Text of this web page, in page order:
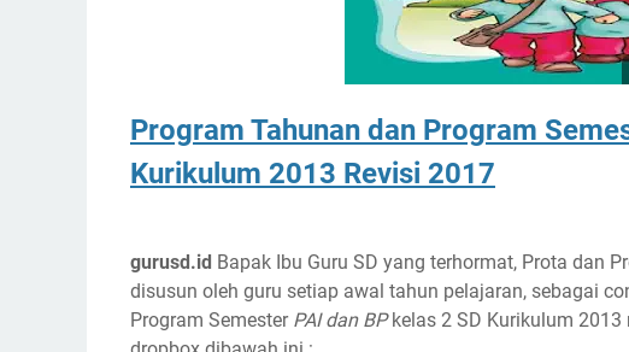
Program Tahunan dan Program
Kurikulum 2013 Revisi 2017
gurusd.id Bapak Ibu Guru SD yang terhormat, Prota dan
disusun oleh guru setiap awal tahun pelajaran, sebagai
Program Semester PAI dan BPkelas 2 SD Kurikulum 2013